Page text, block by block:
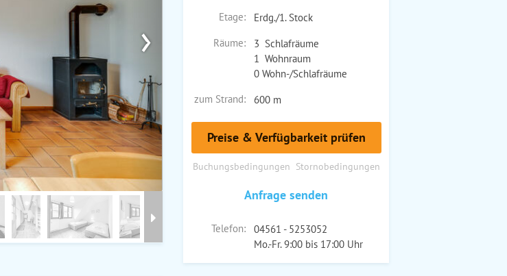
›
Etage:
Erdg./1. Stock
Räume:
3 Schlafräume
1 Wohnraum
0 Wohn-/Schlafräume
zum Strand:
600 m
Preise & Verfügbarkeit prüfen
Buchungsbedingungen Stornobedingungen
Anfrage senden
Telefon:
04561 - 5253052
Mo.-Fr. 9:00 bis 17:00 Uhr